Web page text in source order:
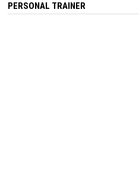
PERSONAL TRAINER